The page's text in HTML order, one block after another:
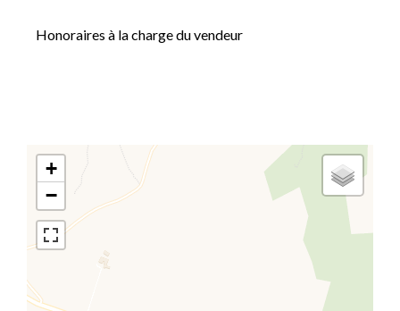
Honoraires à la charge du vendeur
+
−